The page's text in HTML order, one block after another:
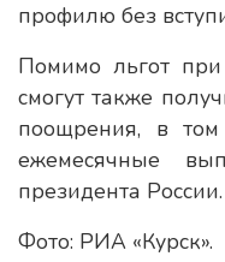
профилю без
Помимо льгот
смогут также
поощрения, в
ежемесячные
президента России.
Фото: РИА «Курск».